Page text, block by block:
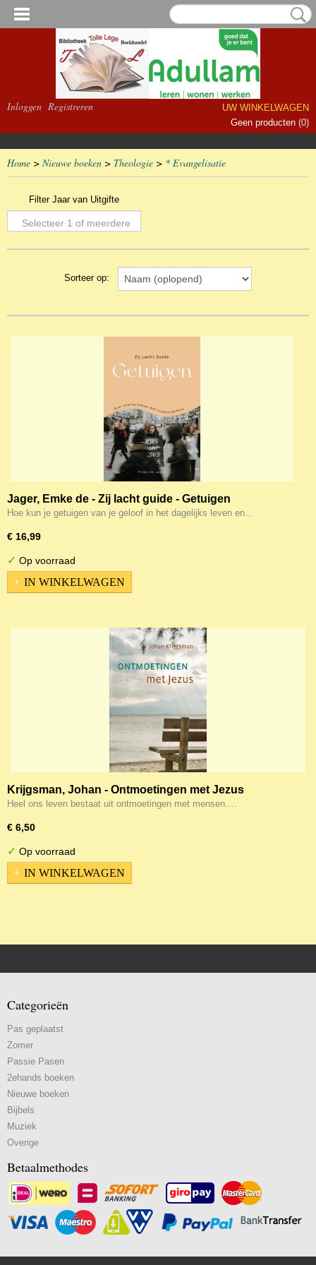
Inloggen Registreren
UW WINKELWAGEN
Geen producten (0)
Home > Nieuwe boeken > Theologie > * Evangelisatie
Filter Jaar van Uitgifte
Selecteer 1 of meerdere
Sorteer op:
Jager, Emke de - Zij lacht guide - Getuigen
Hoe kun je getuigen van je geloof in het dagelijks leven en…
€ 16,99
✓ Op voorraad
IN WINKELWAGEN
Krijgsman, Johan - Ontmoetingen met Jezus
Heel ons leven bestaat uit ontmoetingen met mensen.…
€ 6,50
✓ Op voorraad
IN WINKELWAGEN
Categorieën
Pas geplaatst
Zomer
Passie Pasen
2ehands boeken
Nieuwe boeken
Bijbels
Muziek
Overige
Betaalmethodes